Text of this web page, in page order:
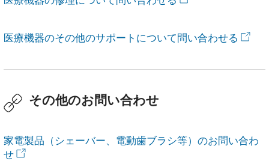
医療機器のその他のサポートについて問い合わせる
その他のお問い合わせ
家電製品（シェーバー、電動歯ブラシ等）のお問い合わ
せ